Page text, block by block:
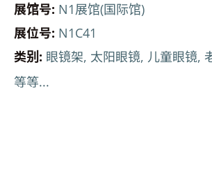
展馆号: N1展馆(国际馆)
展位号: N1C41
类别: 眼镜架, 太阳眼镜, 儿童眼镜,
等等...